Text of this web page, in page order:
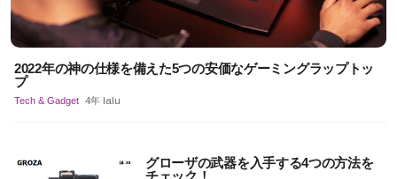
2022年の神の仕様を備えた5つの安価なゲーミングラップトッ
プ
Tech & Gadget 4年 lalu
グローザの武器を入手する4つの方法を